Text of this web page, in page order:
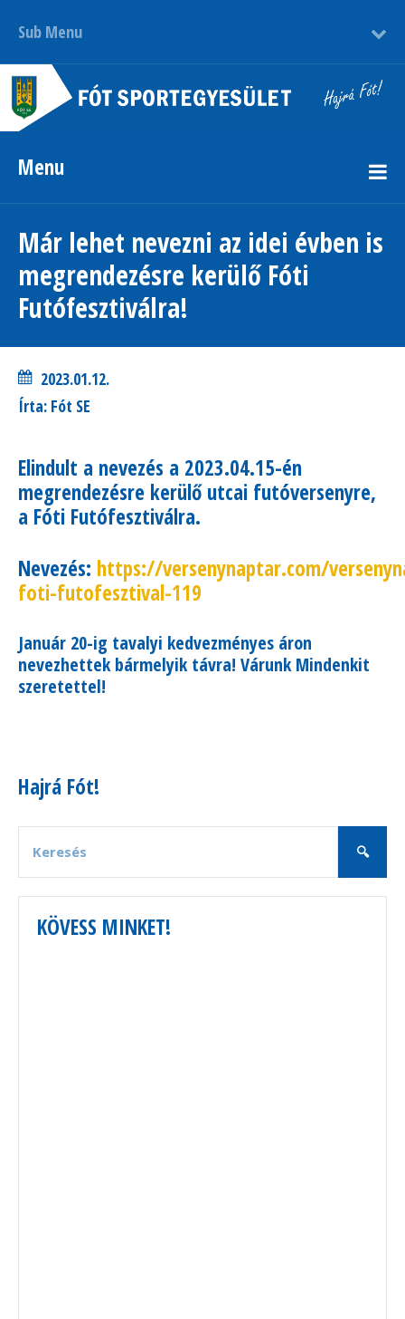
Sub Menu
Menu
Már lehet nevezni az idei évben is
megrendezésre kerülő Fóti
Futófesztiválra!
2023.01.12.
Írta: Fót SE
Elindult a nevezés a 2023.04.15-én
megrendezésre kerülő utcai futóversenyre,
a Fóti Futófesztiválra.
Nevezés: https://versenynaptar.com/
foti-futofesztival-119
Január 20-ig tavalyi kedvezményes áron
nevezhettek bármelyik távra! Várunk Mindenkit
szeretettel!
Hajrá Fót!
KÖVESS MINKET!